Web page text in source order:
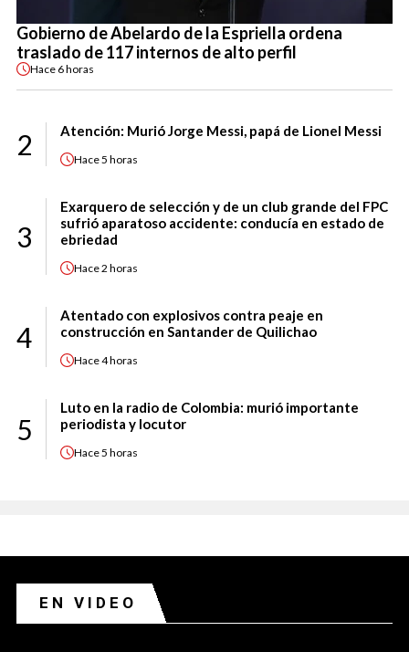
Gobierno de Abelardo de la Espriella ordena
traslado de 117 internos de alto perfil
Hace 6 horas
2 Atención: Murió Jorge Messi, papá de Lionel Messi
Hace5 horas
3
Exarquero de selección y de un club grande del FPC
sufrió aparatoso accidente: conducía en estado de
ebriedad
Hace2 horas
4
Atentado con explosivos contra peaje en
construcción en Santander de Quilichao
Hace4 horas
5
Luto en la radio de Colombia: murió importante
periodista y locutor
Hace5 horas
EN VIDEO